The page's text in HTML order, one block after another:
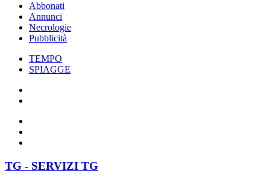
Abbonati
Annunci
Necrologie
Pubblicità
TEMPO
SPIAGGE
TG - SERVIZI TG